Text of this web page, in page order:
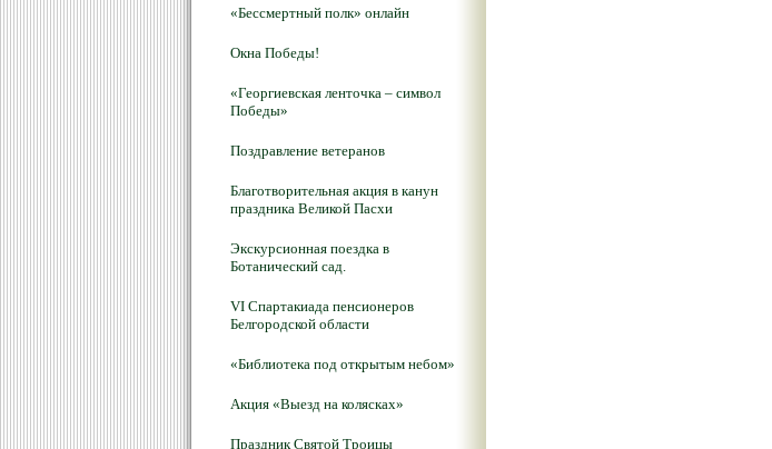
«Бессмертный полк» онлайн
Окна Победы!
«Георгиевская ленточка – символ
Победы»
Поздравление ветеранов
Благотворительная акция в канун
праздника Великой Пасхи
Экскурсионная поездка в
Ботанический сад.
VI Спартакиада пенсионеров
Белгородской области
«Библиотека под открытым небом»
Акция «Выезд на колясках»
Праздник Святой Троицы